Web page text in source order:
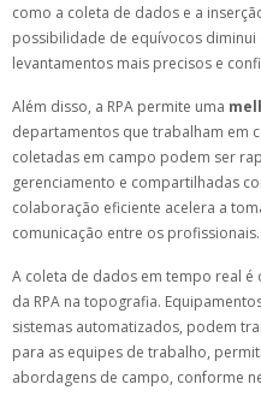
como a coleta de dados e a
possibilidade de equívocos diminui
levantamentos mais precisos e
Além disso, a RPA permite uma
departamentos que trabalham em
coletadas em campo podem ser
gerenciamento e compartilhadas
colaboração eficiente acelera a
comunicação entre os profissionais.
A coleta de dados em tempo real
da RPA na topografia.
sistemas automatizados, podem
para as equipes de trabalho,
abordagens de campo, conforme